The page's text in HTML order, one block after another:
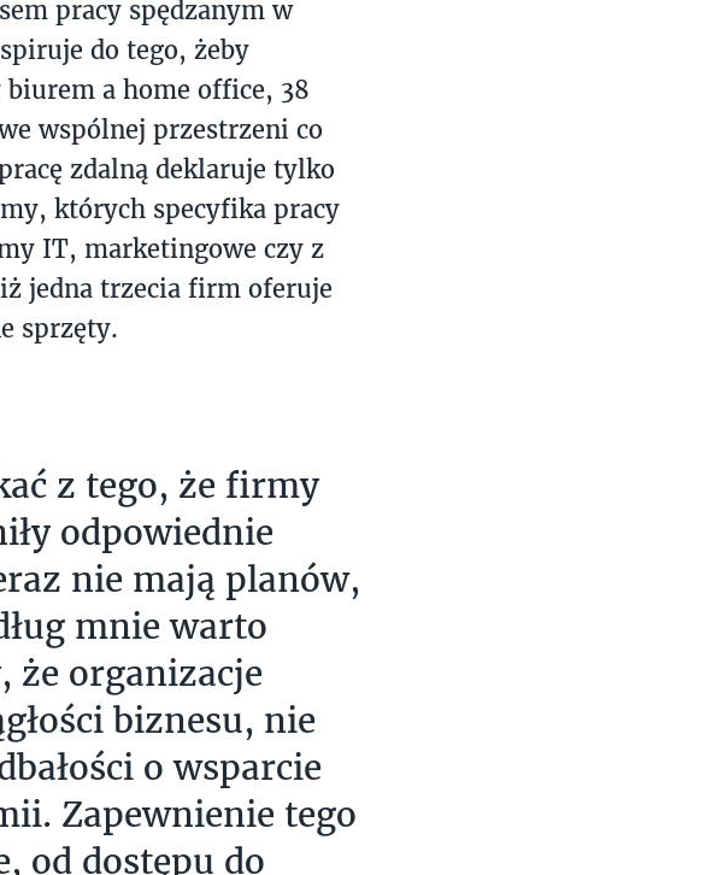
pracy spędzanym w
do tego, żeby
a home office, 38
wspólnej przestrzeni co
zdalną deklaruje tylko
których specyfika pracy
IT, marketingowe czy z
jedna trzecia firm oferuje
sprzęty.
z tego, że firmy
odpowiednie
nie mają planów,
mnie warto
że organizacje
biznesu, nie
o wsparcie
Zapewnienie tego
od dostępu do